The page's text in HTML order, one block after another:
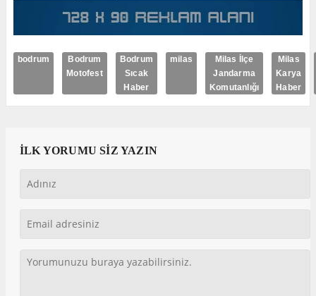
bodrum
Bodrum
Motofest
Bodrum
Sıcak
Haber
milas
Milas İlçe
Jandarma
Komutanlığı
Milas
Karya
Haber
İLK YORUMU SİZ YAZIN